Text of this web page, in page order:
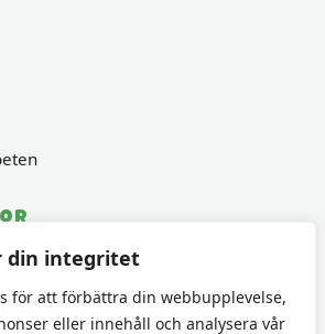
din integritet
för att förbättra din webbupplevelse,
eller innehåll och analysera vår